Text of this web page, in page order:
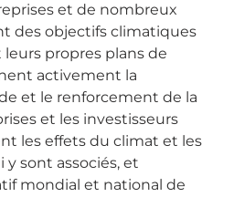
et de nombreux
des objectifs climatiques
propres plans de
activement la
et le renforcement de la
et les investisseurs
les effets du climat et les
sont associés, et
mondial et national de